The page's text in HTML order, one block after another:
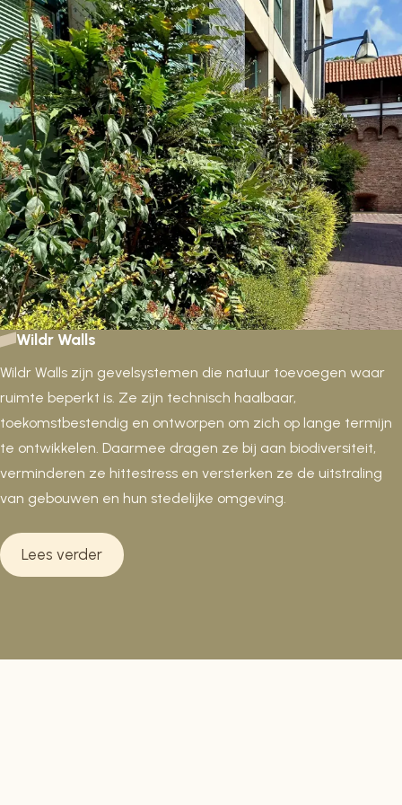
Wildr Walls
Wildr Walls zijn gevelsystemen die natuur toevoegen waar
ruimte beperkt is. Ze zijn technisch haalbaar,
toekomstbestendig en ontworpen om zich op lange termijn
te ontwikkelen. Daarmee dragen ze bij aan biodiversiteit,
verminderen ze hittestress en versterken ze de uitstraling
van gebouwen en hun stedelijke omgeving.
Lees verder